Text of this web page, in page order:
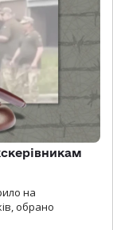
на
обрано